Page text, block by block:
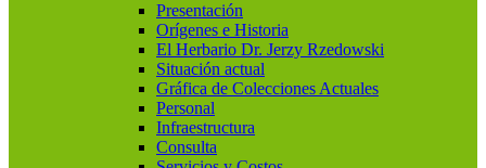
Presentación
Orígenes e Historia
El Herbario Dr. Jerzy Rzedowski
Situación actual
Gráfica de Colecciones Actuales
Personal
Infraestructura
Consulta